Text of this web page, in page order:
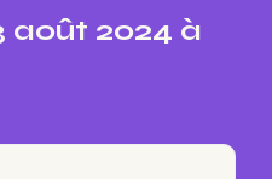
août 2024 à